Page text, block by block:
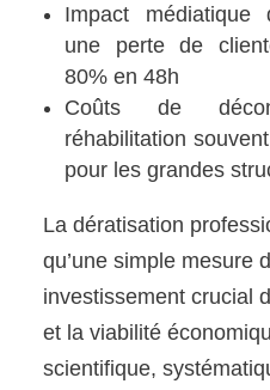
Impact médiatique
une perte de
80% en 48h
Coûts de
réhabilitation
pour les grandes
La dératisation
qu’une simple mesure
investissement crucial
et la viabilité
scientifique,